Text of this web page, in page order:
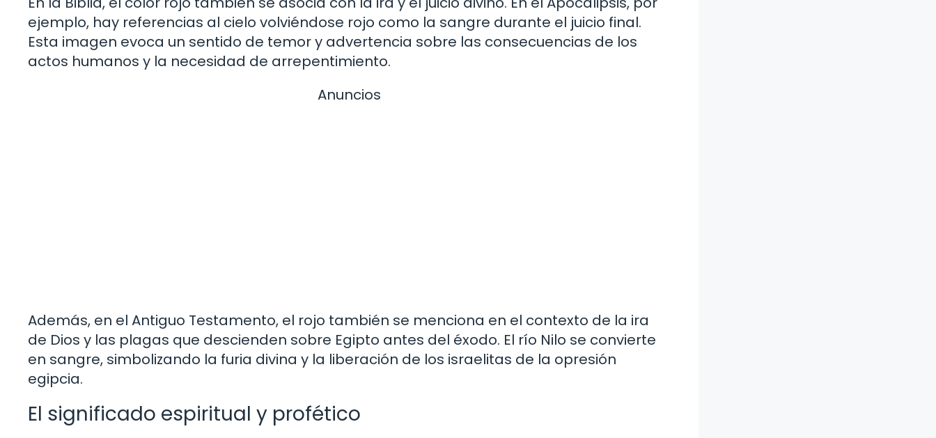
ejemplo, hay referencias al cielo volviéndose rojo como la sangre durante el juicio final.
Esta imagen evoca un sentido de temor y advertencia sobre las consecuencias de los
actos humanos y la necesidad de arrepentimiento.
Anuncios
Además, en el Antiguo Testamento, el rojo también se menciona en el contexto de la ira
de Dios y las plagas que descienden sobre Egipto antes del éxodo. El río Nilo se convierte
en sangre, simbolizando la furia divina y la liberación de los israelitas de la opresión
egipcia.
El significado espiritual y profético